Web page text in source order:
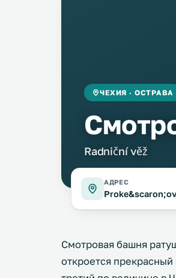
ЧЕХИЯ · ОСТРАВА
Radniční věž
АДРЕС
Смотровая башня
откроется